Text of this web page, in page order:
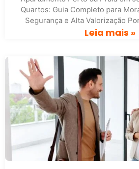
Quartos: Guia Completo para
Segurança e Alta Valorização
Leia mais »